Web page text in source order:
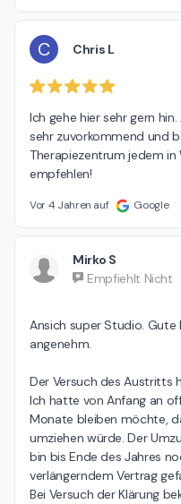
C Chris L
Ich gehe hier sehr gern
sehr zuvorkommend und
Therapiezentrum jedem
empfehlen!
Vor 4 Jahren auf Google
Mirko S
Empfiehlt Nicht
Ansich super Studio. Gute
angenehm.
Der Versuch des Austritts
Ich hatte von Anfang an
Monate bleiben möchte,
umziehen würde. Der
bin bis Ende des Jahres
verlängerndem Vertrag
Bei Versuch der Klärung